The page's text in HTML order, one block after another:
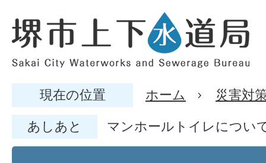
現在の位置 ホーム 災害対
あしあと マンホールトイレについ